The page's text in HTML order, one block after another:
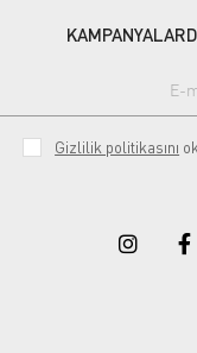
Gizlilik politikasını